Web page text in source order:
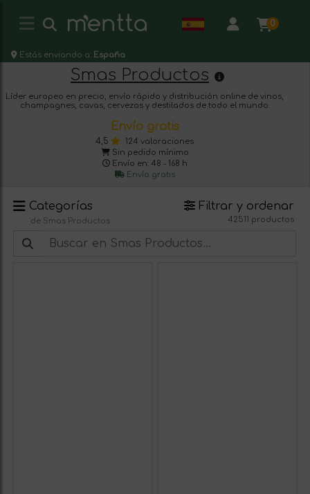
0
Estás enviando a: España
Smas Productos
Líder europeo en precio, envío rápido y distribución online de vinos,
champagnes, cavas, cervezas y destilados de todo el mundo.
Envío gratis
4,5
124 valoraciones
Sin pedido mínimo
Envío en: 48 - 168 h
Envío gratis
Categorías
de Smas Productos
Filtrar y ordenar
42511 productos